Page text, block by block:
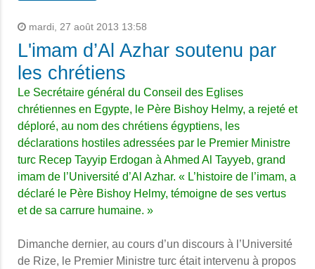
mardi, 27 août 2013 13:58
L'imam d’Al Azhar soutenu par
les chrétiens
Le Secrétaire général du Conseil des Eglises
chrétiennes en Egypte, le Père Bishoy Helmy, a rejeté et
déploré, au nom des chrétiens égyptiens, les
déclarations hostiles adressées par le Premier Ministre
turc Recep Tayyip Erdogan à Ahmed Al Tayyeb, grand
imam de l’Université d’Al Azhar. « L’histoire de l’imam, a
déclaré le Père Bishoy Helmy, témoigne de ses vertus
et de sa carrure humaine. »
Dimanche dernier, au cours d’un discours à l’Université
de Rize, le Premier Ministre turc était intervenu à propos